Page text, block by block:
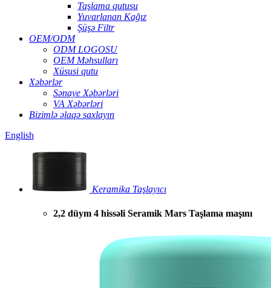
Taşlama qutusu
Yuvarlanan Kağız
Şüşə Filtr
OEM/ODM
ODM LOGOSU
OEM Məhsulları
Xüsusi qutu
Xəbərlər
Sənaye Xəbərləri
VA Xəbərləri
Bizimlə əlaqə saxlayın
English
Keramika Taşlayıcı
2,2 düym 4 hissəli Seramik Mars Taşlama maşını